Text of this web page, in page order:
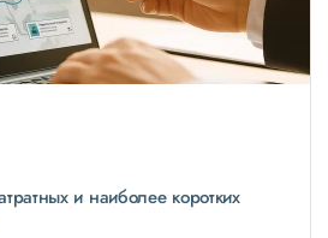
и наиболее коротких